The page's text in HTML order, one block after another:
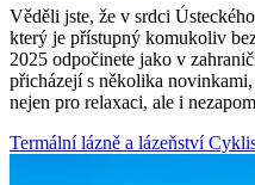
Věděli jste, že v srdci
který je přístupný komukoliv
2025 odpočinete jako v
přicházejí s několika
nejen pro relaxaci, ale i
Termální lázně a lázeňství